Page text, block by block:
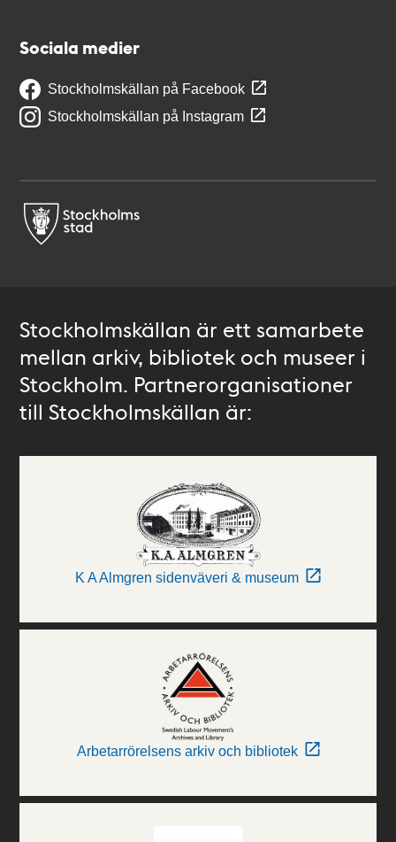
Sociala medier
Stockholmskällan på Facebook
Stockholmskällan på Instagram
Stockholmskällan är ett samarbete
mellan arkiv, bibliotek och museer i
Stockholm. Partnerorganisationer
till Stockholmskällan är:
K A Almgren sidenväveri & museum
Arbetarrörelsens arkiv och bibliotek